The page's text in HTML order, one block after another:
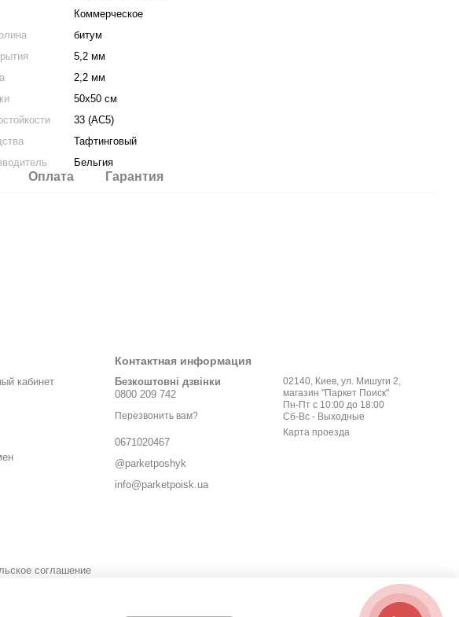
Коммерческое
битум
5,2 мм
2,2 мм
50х50 см
33 (АС5)
Тафтинговый
Бельгия
Оплата Гарантия
кабинет
соглашение
Контактная информация
Безкоштовні дзвінки
0800 209 742
Перезвонить вам?
0671020467
@parketposhyk
info@parketpoisk.ua
02140, Киев, ул. Мишуги 2,
магазин "Паркет Поиск"
Пн-Пт с 10:00 до 18:00
Сб-Вс - Выходные
Карта проезда